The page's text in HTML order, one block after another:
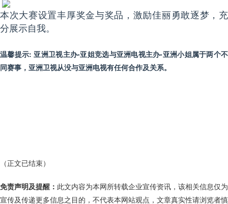
本次大赛设置丰厚奖金与奖品，激励佳丽勇敢逐梦，充
分展示自我。
温馨提示: 亚洲卫视主办-亚姐竞选与亚洲电视主办-亚洲小姐属于两个不
同赛事，亚洲卫视从没与亚洲电视有任何合作及关系。
（正文已结束）
免责声明及提醒： 此文内容为本网所转载企业宣传资讯，该相关信息仅为
宣传及传递更多信息之目的，不代表本网站观点，文章真实性请浏览者慎